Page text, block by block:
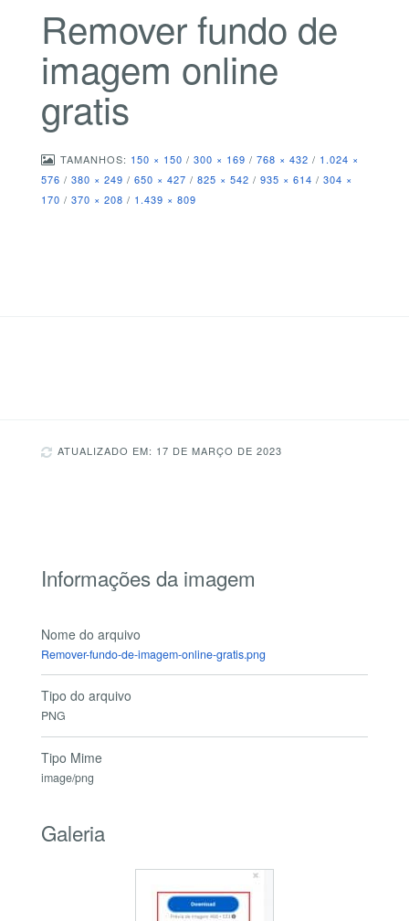
Remover fundo de
imagem online
gratis
TAMANHOS: 150 × 150 / 300 × 169 / 768 × 432 / 1.024 ×
576 / 380 × 249 / 650 × 427 / 825 × 542 / 935 × 614 / 304 ×
170 / 370 × 208 / 1.439 × 809
ATUALIZADO EM: 17 DE MARÇO DE 2023
Informações da imagem
Nome do arquivo
Remover-fundo-de-imagem-online-gratis.png
Tipo do arquivo
PNG
Tipo Mime
image/png
Galeria